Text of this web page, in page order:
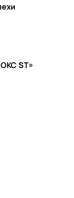
ST»